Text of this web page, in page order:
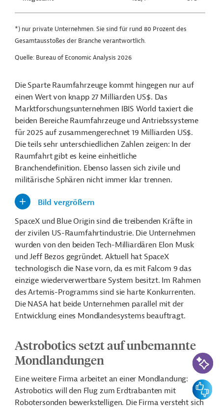
*) nur private Unternehmen. Sie sind für rund 80 Prozent des
Gesamtausstoßes der Branche verantwortlich.
Quelle: Bureau of Economic Analysis 2026
Die Sparte Raumfahrzeuge kommt hingegen nur auf
einen Wert von knapp 27 Milliarden US$. Das
Marktforschungsunternehmen IBIS World taxiert die
beiden Bereiche Raumfahrzeuge und Antriebssysteme
für 2025 auf zusammengerechnet 19 Milliarden US$.
Die teils sehr unterschiedlichen Zahlen zeigen: In der
Raumfahrt gibt es keine einheitliche
Branchendefinition. Ebenso lassen sich zivile und
militärische Sphären nicht immer klar trennen.
Bild vergrößern
SpaceX und Blue Origin sind die treibenden Kräfte in
der zivilen US-Raumfahrtindustrie. Die Unternehmen
wurden von den beiden Tech-Milliardären Elon Musk
und Jeff Bezos gegründet. Aktuell hat SpaceX
technologisch die Nase vorn, da es mit Falcom 9 das
einzige wiederverwertbare System besitzt. Im Rahmen
des Artemis-Programms sind sie harte Konkurrenten.
Die NASA hat beide Unternehmen parallel mit der
Entwicklung eines Mondlandesystems beauftragt.
Astrobotics setzt auf unbemannte
Mondlandungen
Eine weitere Firma arbeitet an einer Mondlandung:
Astrobotics will den Flug zum Erdtrabanten mit
Robotersonden bewerkstelligen. Die Firma versteht sich
KI-